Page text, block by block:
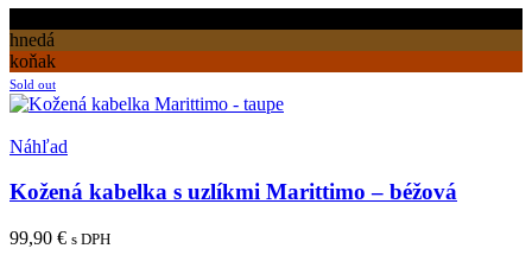
Možnosti
na
hnedá
koňak
Sold out
Náhľad
Kožená kabelka s uzlíkmi Marittimo – béžová
99,90 € s DPH